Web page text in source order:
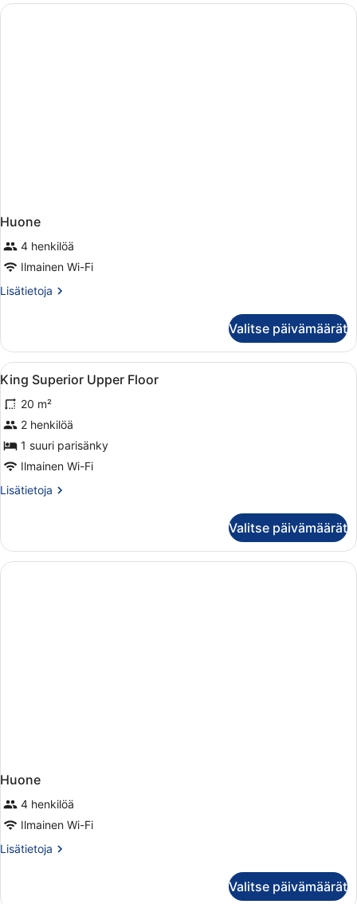
Huone
4 henkilöä
Ilmainen Wi-Fi
Lisätietoja
Lisätietoja
Valitse päivämäärät
Avaa
kaikki
huonetyypin
King
Superior
Upper
kuvat
Minibaari, tallelokero huoneessa,
6
King Superior Upper Floor
20 m²
2 henkilöä
1 suuri parisänky
Ilmainen Wi-Fi
Lisätietoja
Lisätietoja
Upper
Floor
Valitse päivämäärät
Huone
4 henkilöä
Ilmainen Wi-Fi
Lisätietoja
Lisätietoja
Valitse päivämäärät